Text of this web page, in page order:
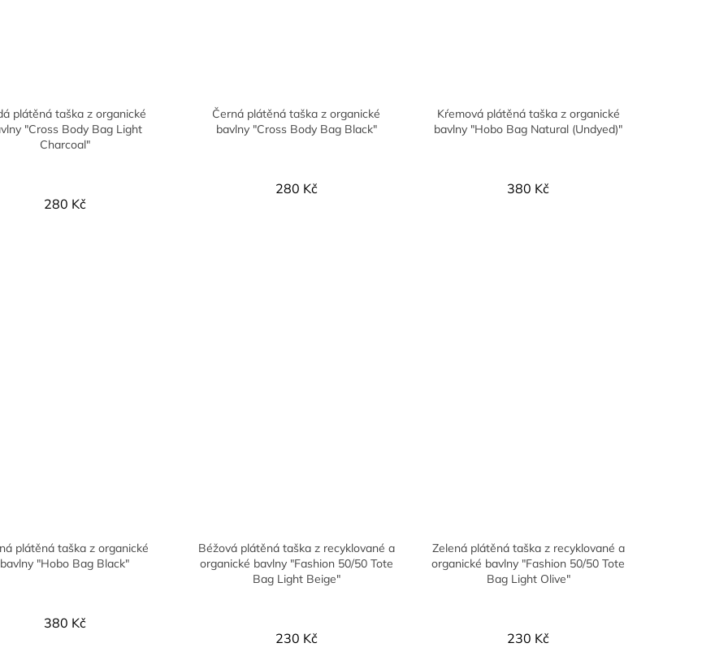
plátěná taška z organické
"Cross Body Bag Light
Charcoal"
280 Kč
Černá plátěná taška z organické
bavlny "Cross Body Bag Black"
280 Kč
Kŕemová plátěná taška z organické
bavlny "Hobo Bag Natural (Undyed)"
380 Kč
plátěná taška z organické
bavlny "Hobo Bag Black"
380 Kč
Béžová plátěná taška z recyklované a
organické bavlny "Fashion 50/50 Tote
Bag Light Beige"
230 Kč
Zelená plátěná taška z recyklované a
organické bavlny "Fashion 50/50 Tote
Bag Light Olive"
230 Kč